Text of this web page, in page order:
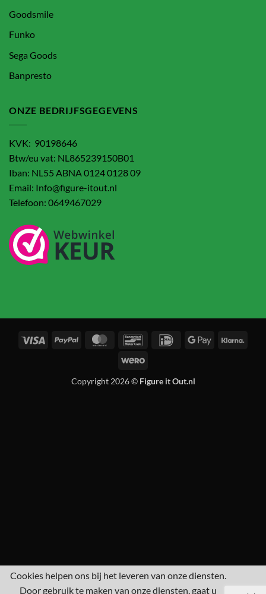
Goodsmile
Funko
Sega Goods
Banpresto
ONZE BEDRIJFSGEGEVENS
KVK: 90198646
Btw/eu vat: NL865239150B01
Iban: NL55 ABNA 0124 0128 09
Email: Info@figure-itout.nl
Telefoon: 0649467029
Visa PayPal MasterCardBancontactIDeal
Google
Wero
Copyright 2026 © Figure it Out.nl
Cookies helpen ons bij het leveren van onze diensten.
Door gebruik te maken van onze diensten, gaat u